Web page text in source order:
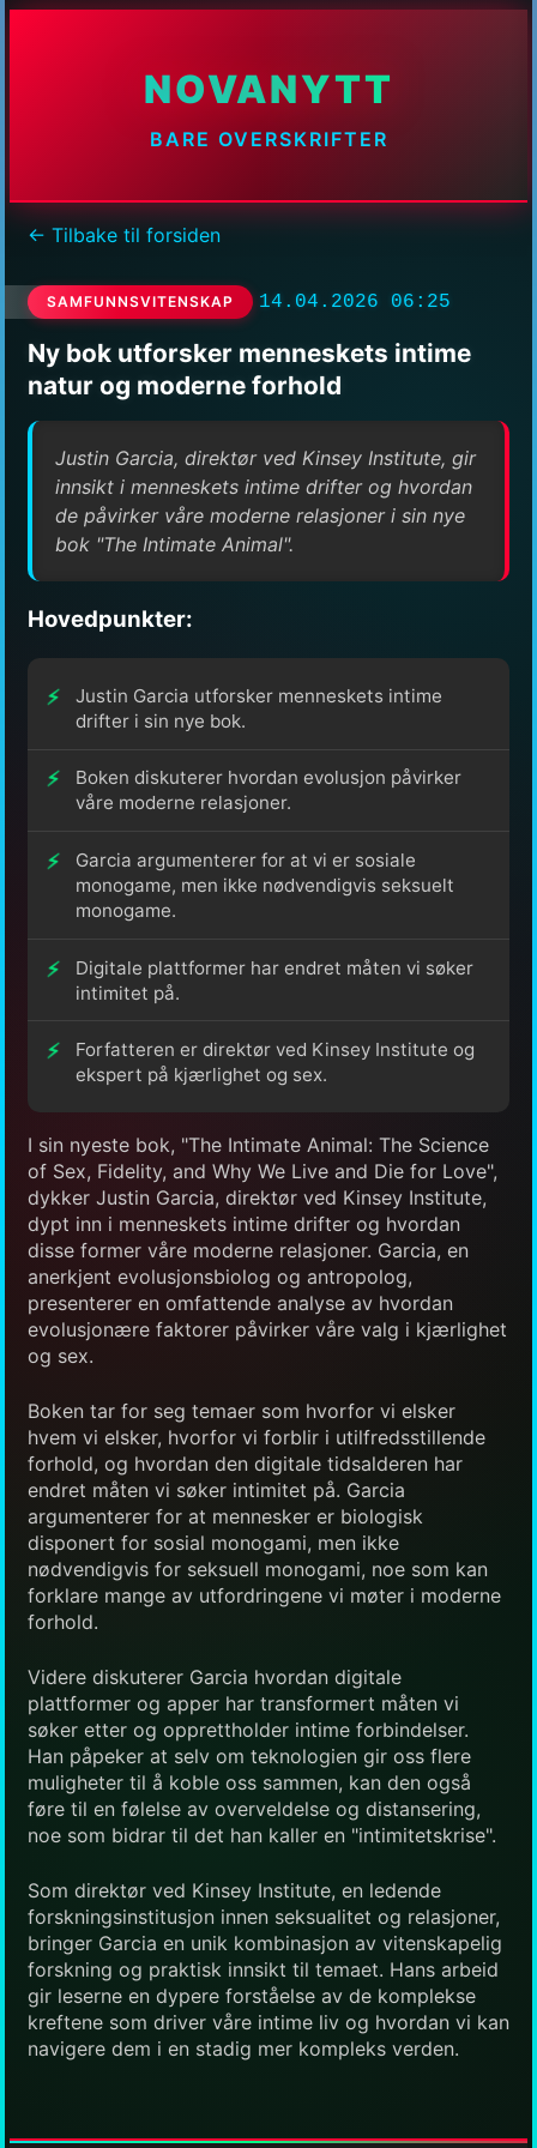
NOVANYTT
BARE OVERSKRIFTER
← Tilbake til forsiden
SAMFUNNSVITENSKAP 14.04.2026 06:25
Ny bok utforsker menneskets intime
natur og moderne forhold
Justin Garcia, direktør ved Kinsey Institute, gir
innsikt i menneskets intime drifter og hvordan
de påvirker våre moderne relasjoner i sin nye
bok "The Intimate Animal".
Hovedpunkter:
Justin Garcia utforsker menneskets intime
drifter i sin nye bok.
Boken diskuterer hvordan evolusjon påvirker
våre moderne relasjoner.
Garcia argumenterer for at vi er sosiale
monogame, men ikke nødvendigvis seksuelt
monogame.
Digitale plattformer har endret måten vi søker
intimitet på.
Forfatteren er direktør ved Kinsey Institute og
ekspert på kjærlighet og sex.
I sin nyeste bok, "The Intimate Animal: The Science
of Sex, Fidelity, and Why We Live and Die for Love",
dykker Justin Garcia, direktør ved Kinsey Institute,
dypt inn i menneskets intime drifter og hvordan
disse former våre moderne relasjoner. Garcia, en
anerkjent evolusjonsbiolog og antropolog,
presenterer en omfattende analyse av hvordan
evolusjonære faktorer påvirker våre valg i kjærlighet
og sex.
Boken tar for seg temaer som hvorfor vi elsker
hvem vi elsker, hvorfor vi forblir i utilfredsstillende
forhold, og hvordan den digitale tidsalderen har
endret måten vi søker intimitet på. Garcia
argumenterer for at mennesker er biologisk
disponert for sosial monogami, men ikke
nødvendigvis for seksuell monogami, noe som kan
forklare mange av utfordringene vi møter i moderne
forhold.
Videre diskuterer Garcia hvordan digitale
plattformer og apper har transformert måten vi
søker etter og opprettholder intime forbindelser.
Han påpeker at selv om teknologien gir oss flere
muligheter til å koble oss sammen, kan den også
føre til en følelse av overveldelse og distansering,
noe som bidrar til det han kaller en "intimitetskrise".
Som direktør ved Kinsey Institute, en ledende
forskningsinstitusjon innen seksualitet og relasjoner,
bringer Garcia en unik kombinasjon av vitenskapelig
forskning og praktisk innsikt til temaet. Hans arbeid
gir leserne en dypere forståelse av de komplekse
kreftene som driver våre intime liv og hvordan vi kan
navigere dem i en stadig mer kompleks verden.